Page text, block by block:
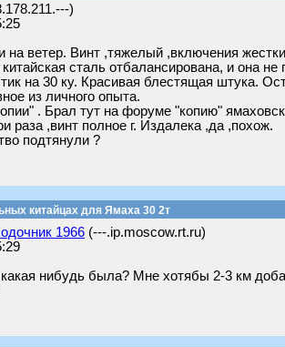
)
на ветер. Винт ,тяжелый ,включения
китайская сталь отбалансирована, и она не
на 30 ку. Красивая блестящая штука.
из личного опыта.
. Брал тут на форуме "копию"
раза ,винт полное г. Издалека ,да ,похож.
подтянули ?
китайцах для Ямаха 30 2т
1966 (---.ip.moscow.rt.ru)
нибудь была? Мне хотябы 2-3 км